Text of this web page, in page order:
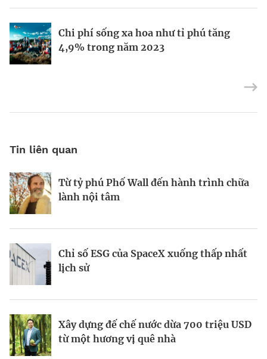
Chi phí sống xa hoa như tỉ phú tăng
4,9% trong năm 2023
Định vị doanh nghiệp Việt trên bản đồ
kinh tế toàn cầu
Mukesh Ambani sắp chuyển giao quyền
điều hành Reliance Industries cho các
Tin liên quan
Từ tỷ phú Phố Wall đến hành trình chữa
lành nội tâm
Chỉ số ESG của SpaceX xuống thấp nhất
lịch sử
Xây dựng đế chế nước dừa 700 triệu USD
từ một hương vị quê nhà
Tầm nhìn AI của Sam Altman
Startup biến nút bịt tai thành “cơn sốt”
220 triệu USD
Galaxea AI: Startup 700 triệu USD đầy
tham vọng “soán ngôi” Tesla Optimus
Tầm nhìn của vị tỷ phú tái định nghĩa
Las Vegas
Kinh Bắc gia nhập lĩnh vực AI với dự án
tỷ đô
Todd Graves và đế chế 22 tỷ USD từ
miếng gà rán